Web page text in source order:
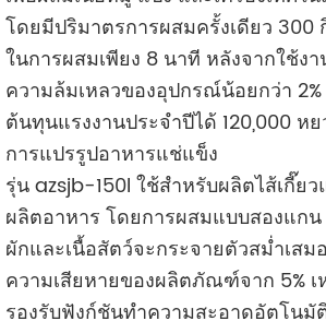
โดยมีปริมาตรการผสมครั้งเดียว 300
ในการผสมเพียง 8 นาที หลังจากใช้ง
ความล้มเหลวของอุปกรณ์น้อยกว่า
ต้นทุนแรงงานประจำปีได้ 120,000 ห
การแปรรูปอาหารแช่แข็ง
รุ่น azsjb-150l ใช้สำหรับผลิตไส้เกี๊ย
ผลิตอาหาร โดยการผสมแบบสองแก
ผักและเนื้อสัตว์จะกระจายตัวสม่ำเส
ความเสียหายของผลิตภัณฑ์จาก 5% เ
รองรับฟังก์ชันทำความสะอาดอัตโนมั